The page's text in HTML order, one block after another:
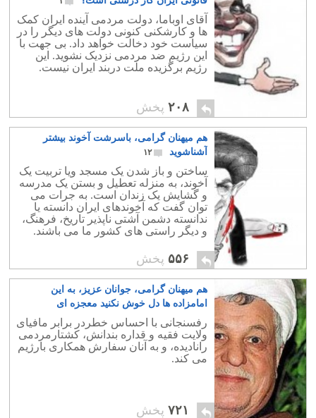
آقای اوباما، دولت مردمی آینده ایران کمک
ها و کارشکنی کنونی دولت های دیگر را در
سیاست خود دخالت خواهد داد. بی جهت با
این رژیم ضد مردمی نزدیک نشوید. این
رژیم برگزیده ملت دربند ایران نیست.
۲۰۸ پخش
هم میهنان گرامی، باسرشت آخوند بیشتر
آشناشوید
۱۲
ساختن و باز شدن یک مسجد ویا تربیت یک
آخوند، به منزله تعطیل و بستن یک مدرسه
و گشایش یک زندان است. به جرات می
توان گفت که آخوندهای ایران دانسته یا
ندانسته دشمن آشتی ناپذیر تاریخ، فرهنگ،
و دیگر راستی های کشور ما می باشند.
۵۵۶ پخش
هم میهنان گرامی، جوانان عزیز، به این
امامزاده ها دل خوش نکنید معجزه ای
درکارنیست
رفسنجانی با احساس خطردر برابر مافیای
ولایت فقیه و قداره بندانش، کشتارمردمی
رانادیده، و به آنان سفارش همکاری بارژیم
می کند.
۷۲۱ پخش